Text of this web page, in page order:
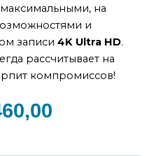
на
и
записи 4K Ultra HD.
рассчитывает на
компромиссов!